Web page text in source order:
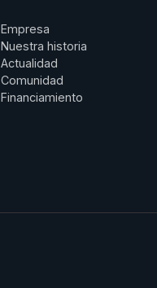
Empresa
Nuestra historia
Actualidad
Comunidad
Financiamiento